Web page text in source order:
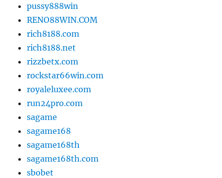
pussy888win
RENO88WIN.COM
rich8188.com
rich8188.net
rizzbetx.com
rockstar66win.com
royaleluxee.com
run24pro.com
sagame
sagame168
sagame168th
sagame168th.com
sbobet